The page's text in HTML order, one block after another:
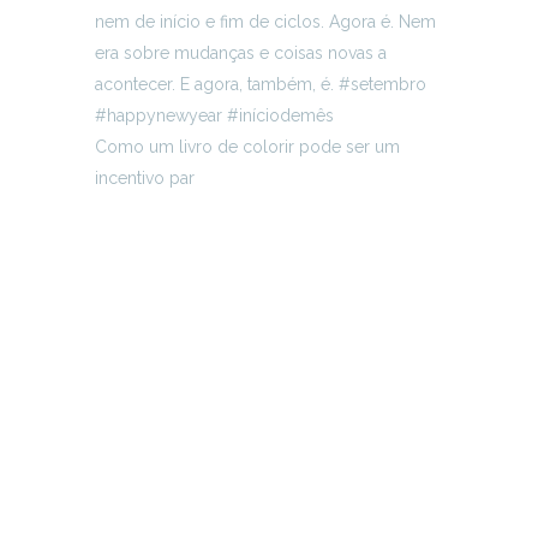
Como um livro de colorir pode ser um
incentivo par